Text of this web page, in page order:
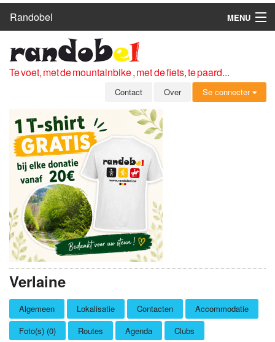
Randobel
MENU
ROUTES
CLUBS
OVER
LEDEN
ZICH AANMELDEN
GRATIS REGISTRATIE
WACHTWOORD VERGETEN
Te voet, met de mountainbike , met de fiets, te paard...
Contact Over Se connecter
Verlaine
Algemeen Lokalisatie Contacten
Accommodatie
Foto(s) (0)
Routes Agenda Clubs